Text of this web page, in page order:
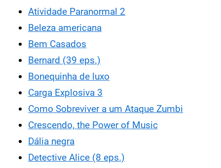
Atividade Paranormal 2
Beleza americana
Bem Casados
Bernard (39 eps.)
Bonequinha de luxo
Carga Explosiva 3
Como Sobreviver a um Ataque Zumbi
Crescendo, the Power of Music
Dália negra
Detective Alice (8 eps.)